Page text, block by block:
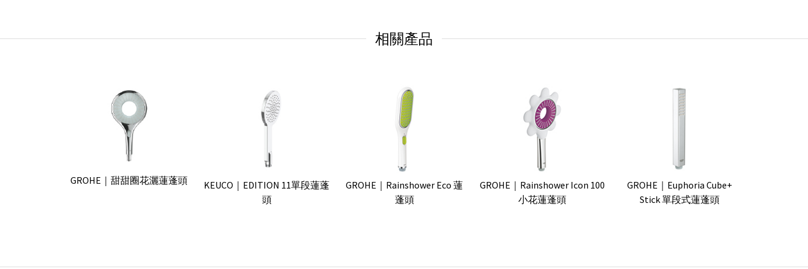
相關產品
GROHE｜甜甜圈花灑蓮蓬頭
KEUCO｜EDITION 11單段蓮蓬
頭
GROHE｜Rainshower Eco 蓮
蓬頭
GROHE｜Rainshower Icon 100
小花蓮蓬頭
GROHE｜Euphoria Cube+
Stick 單段式蓮蓬頭